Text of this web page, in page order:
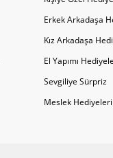
Erkek Arkadaşa
Kız Arkadaşa
El Yapımı
Sevgiliye Sürpriz
Meslek Hediyeleri